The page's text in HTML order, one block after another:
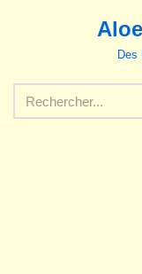
contenu
Des